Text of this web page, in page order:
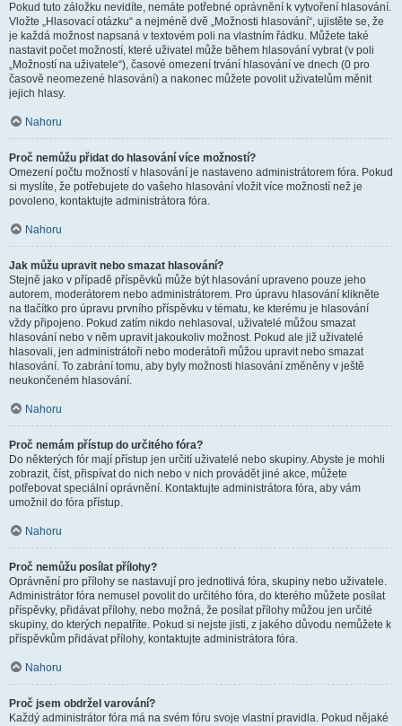
Pokud tuto záložku nevidíte, nemáte potřebné oprávnění k vytvoření hlasování.
Vložte „Hlasovací otázku“ a nejméně dvě „Možnosti hlasování“, ujistěte se, že
je každá možnost napsaná v textovém poli na vlastním řádku. Můžete také
nastavit počet možností, které uživatel může během hlasování vybrat (v poli
„Možností na uživatele“), časové omezení trvání hlasování ve dnech (0 pro
časově neomezené hlasování) a nakonec můžete povolit uživatelům měnit
jejich hlasy.
Nahoru
Proč nemůžu přidat do hlasování více možností?
Omezení počtu možností v hlasování je nastaveno administrátorem fóra. Pokud
si myslíte, že potřebujete do vašeho hlasování vložit více možností než je
povoleno, kontaktujte administrátora fóra.
Nahoru
Jak můžu upravit nebo smazat hlasování?
Stejně jako v případě příspěvků může být hlasování upraveno pouze jeho
autorem, moderátorem nebo administrátorem. Pro úpravu hlasování klikněte
na tlačítko pro úpravu prvního příspěvku v tématu, ke kterému je hlasování
vždy připojeno. Pokud zatím nikdo nehlasoval, uživatelé můžou smazat
hlasování nebo v něm upravit jakoukoliv možnost. Pokud ale již uživatelé
hlasovali, jen administrátoři nebo moderátoři můžou upravit nebo smazat
hlasování. To zabrání tomu, aby byly možnosti hlasování změněny v ještě
neukončeném hlasování.
Nahoru
Proč nemám přístup do určitého fóra?
Do některých fór mají přístup jen určití uživatelé nebo skupiny. Abyste je mohli
zobrazit, číst, přispívat do nich nebo v nich provádět jiné akce, můžete
potřebovat speciální oprávnění. Kontaktujte administrátora fóra, aby vám
umožnil do fóra přístup.
Nahoru
Proč nemůžu posílat přílohy?
Oprávnění pro přílohy se nastavují pro jednotlivá fóra, skupiny nebo uživatele.
Administrátor fóra nemusel povolit do určitého fóra, do kterého můžete posílat
příspěvky, přidávat přílohy, nebo možná, že posílat přílohy můžou jen určité
skupiny, do kterých nepatříte. Pokud si nejste jisti, z jakého důvodu nemůžete k
příspěvkům přidávat přílohy, kontaktujte administrátora fóra.
Nahoru
Proč jsem obdržel varování?
Každý administrátor fóra má na svém fóru svoje vlastní pravidla. Pokud nějaké